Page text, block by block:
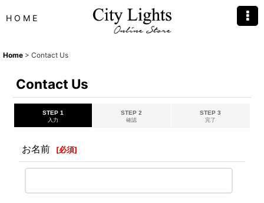
H O M E
Home > Contact Us
Contact Us
STEP 1
入力
STEP 2
確認
STEP 3
完了
お名前 [必須]